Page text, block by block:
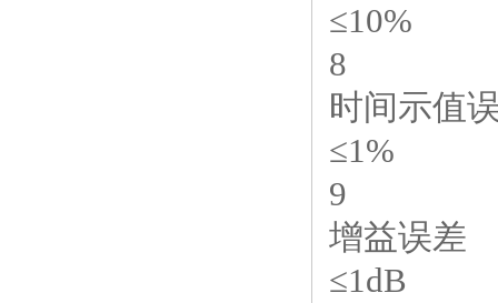
≤10%
8
时间示值
≤1%
9
增益误差
≤1dB